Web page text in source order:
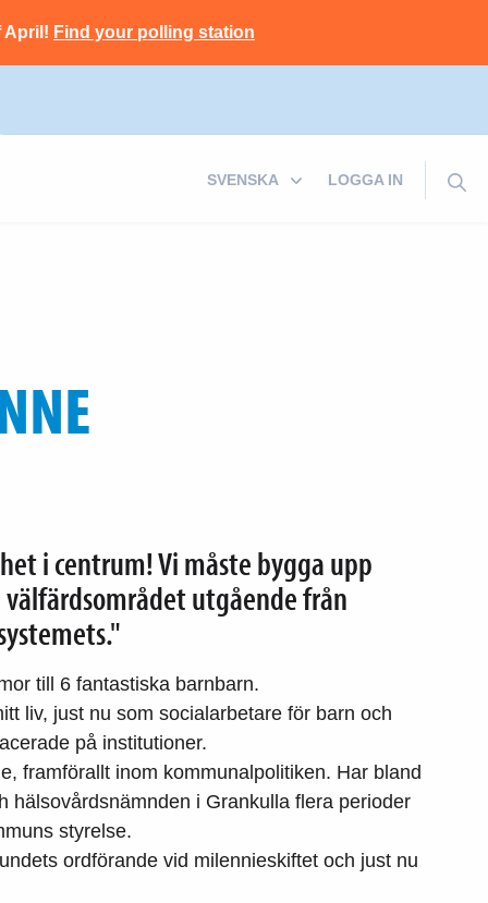
April! Find your polling station
LOGGA IN
i centrum! Vi måste bygga upp
välfärdsområdet utgående från
till 6 fantastiska barnbarn.
liv, just nu som socialarbetare för barn och
på institutioner.
framförallt inom kommunalpolitiken. Har bland
hälsovårdsnämnden i Grankulla flera perioder
styrelse.
ordförande vid milennieskiftet och just nu